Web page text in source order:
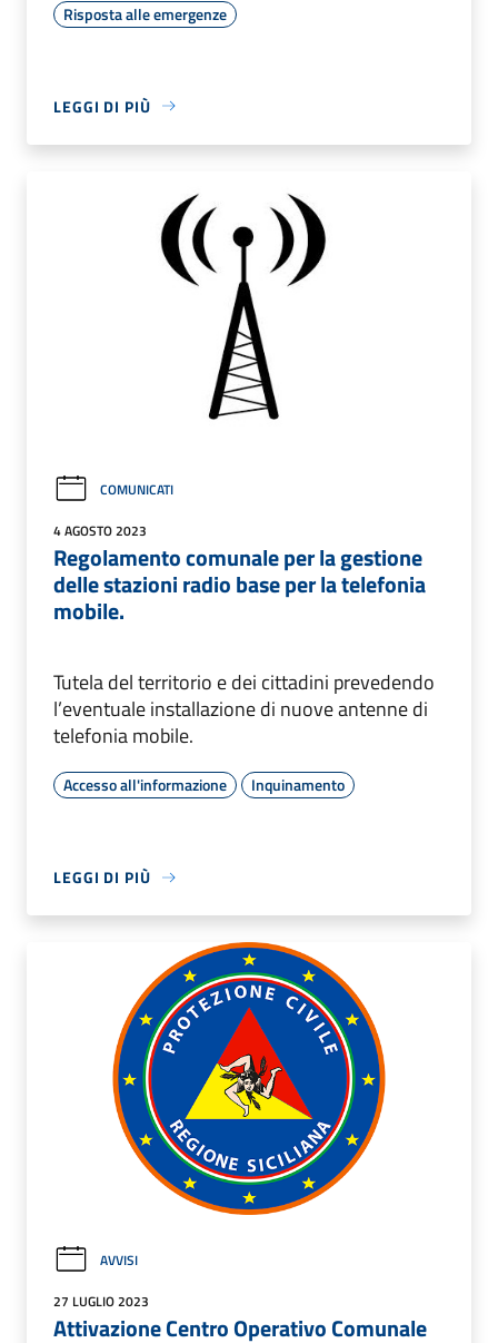
Risposta alle emergenze
LEGGI DI PIÙ
COMUNICATI
4 AGOSTO 2023
Regolamento comunale per la gestione
delle stazioni radio base per la telefonia
mobile.
Tutela del territorio e dei cittadini prevedendo
l’eventuale installazione di nuove antenne di
telefonia mobile.
Accesso all'informazione Inquinamento
LEGGI DI PIÙ
AVVISI
27 LUGLIO 2023
Attivazione Centro Operativo Comunale